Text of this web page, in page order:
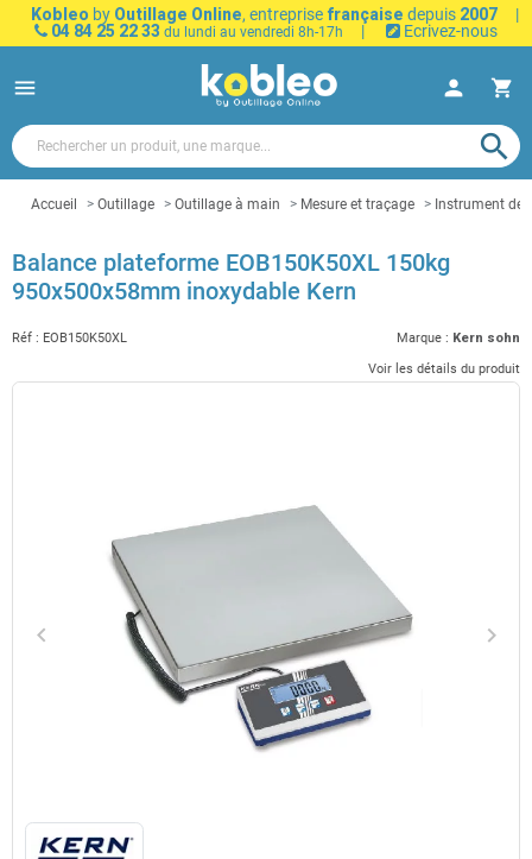
Kobleo by Outillage Online, entreprise française depuis 2007
|
04 84 25 22 33 du lundi au vendredi 8h-17h | Ecrivez-nous
menu person shopping_cart
search
Accueil Outillage Outillage à main Mesure et traçage Instrument de
Balance plateforme EOB150K50XL 150kg
950x500x58mm inoxydable Kern
Réf : EOB150K50XL Marque : Kern sohn
Voir les détails du produit
Précédent
keyboard_arrow_left keyboard_arrow_right